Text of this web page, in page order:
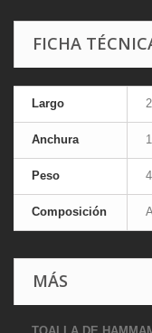
FICHA
Largo
Anchura
Peso
Composición
MÁS